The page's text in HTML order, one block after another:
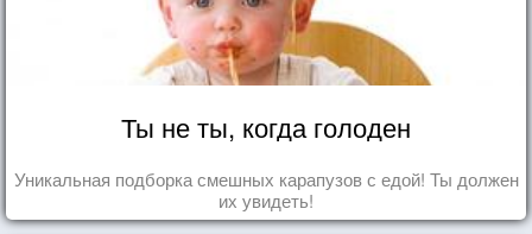
Ты не ты, когда голоден
Уникальная подборка смешных карапузов с едой! Ты должен
их увидеть!